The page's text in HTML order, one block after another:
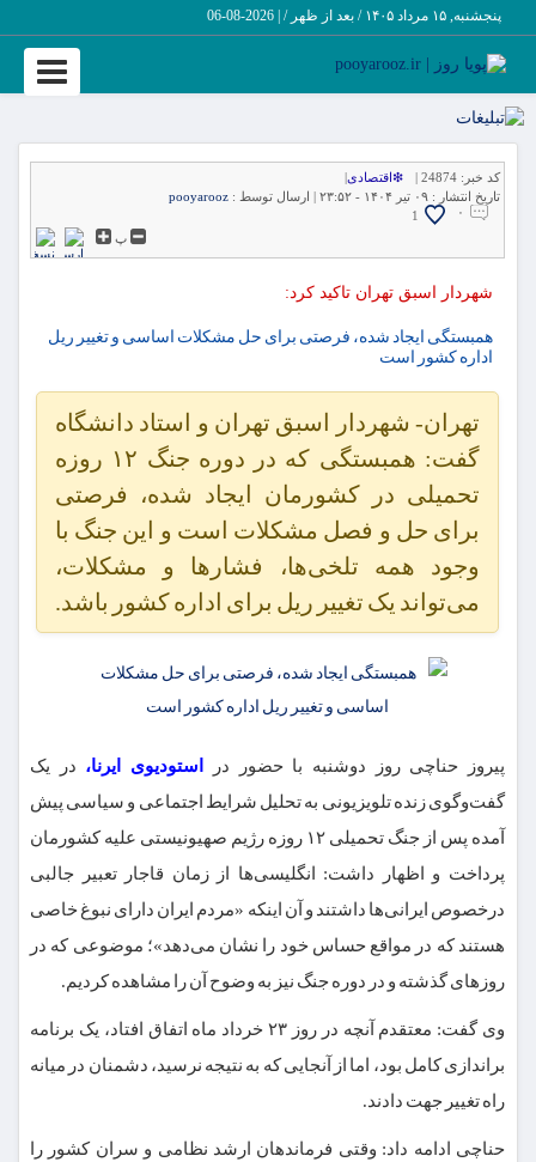
پنجشنبه, ۱۵ مرداد ۱۴۰۵ / بعد از ظهر / 2026-08-06
Toggle
کد خبر: 24874 | ❇اقتصادی|
تاریخ انتشار : ۰۹ تیر ۱۴۰۴ - ۲۳:۵۲ | ارسال توسط : pooyarooz
۰
1
پ
شهردار اسبق تهران تاکید کرد:
همبستگی ایجاد شده، فرصتی برای حل مشکلات اساسی و تغییر ریل
اداره کشور است
تهران- شهردار اسبق تهران و استاد دانشگاه
گفت: همبستگی که در دوره جنگ ۱۲ روزه
تحمیلی در کشورمان ایجاد شده، فرصتی
برای حل و فصل مشکلات است و این جنگ با
وجود همه تلخی‌ها، فشارها و مشکلات،
می‌تواند یک تغییر ریل برای اداره کشور باشد.
پیروز حناچی روز دوشنبه با حضور در استودیوی ایرنا، در یک
گفت‌وگوی زنده تلویزیونی به تحلیل شرایط اجتماعی و سیاسی پیش
آمده پس از جنگ تحمیلی ۱۲ روزه رژیم صهیونیستی علیه کشورمان
پرداخت و اظهار داشت: انگلیسی‌ها از زمان قاجار تعبیر جالبی
درخصوص ایرانی‌ها داشتند و آن اینکه «مردم ایران دارای نبوغ خاصی
هستند که در مواقع حساس خود را نشان می‌دهد»؛ موضوعی که در
روزهای گذشته و در دوره جنگ نیز به وضوح آن را مشاهده کردیم.
وی گفت: معتقدم آنچه در روز ۲۳ خرداد ماه اتفاق افتاد، یک برنامه
براندازی کامل بود، اما از آنجایی که به نتیجه نرسید، دشمنان در میانه
راه تغییر جهت دادند.
حناچی ادامه داد: ‌وقتی فرماندهان ارشد نظامی و سران کشور را